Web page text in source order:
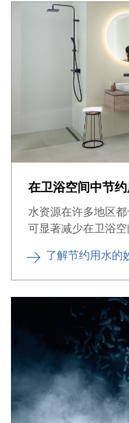
在卫浴空间中节
水资源在许多地区
可显著减少在卫浴空
了解节约用水的